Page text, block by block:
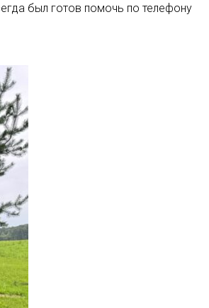
был готов помочь по телефону